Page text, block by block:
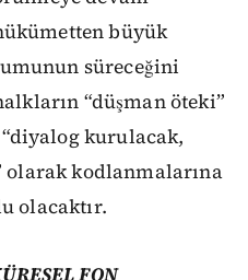
büyük
süreceğini
“düşman öteki”
kurulacak,
kodlanmalarına
olacaktır.
FON